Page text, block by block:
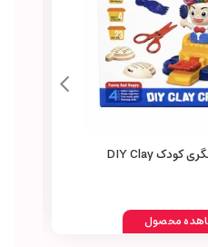
ست خمیر بازی آرایشگری کودک DIY Clay
محصول